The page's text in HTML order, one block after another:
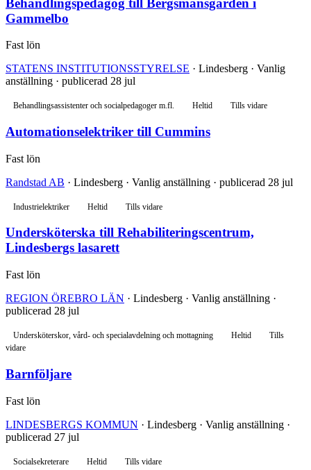
Gammelbo
Fast lön
STATENS INSTITUTIONSSTYRELSE · Lindesberg · Vanlig
anställning · publicerad 28 jul
Behandlingsassistenter och socialpedagoger m.fl. Heltid Tills vidare
Automationselektriker till Cummins
Fast lön
Randstad AB · Lindesberg · Vanlig anställning · publicerad 28 jul
Industrielektriker Heltid Tills vidare
Undersköterska till Rehabiliteringscentrum,
Lindesbergs lasarett
Fast lön
REGION ÖREBRO LÄN · Lindesberg · Vanlig anställning ·
publicerad 28 jul
Undersköterskor, vård- och specialavdelning och mottagning Heltid
Tills
vidare
Barnföljare
Fast lön
LINDESBERGS KOMMUN · Lindesberg · Vanlig anställning ·
publicerad 27 jul
Socialsekreterare Heltid Tills vidare